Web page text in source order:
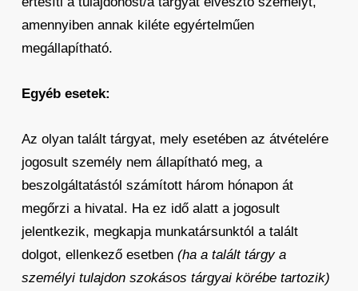
amennyiben annak kiléte egyértelműen
megállapítható.
Egyéb esetek:
Az olyan talált tárgyat, mely esetében az átvételére
jogosult személy nem állapítható meg, a
beszolgáltatástól számított három hónapon át
megőrzi a hivatal. Ha ez idő alatt a jogosult
jelentkezik, megkapja munkatársunktól a talált
dolgot, ellenkező esetben (ha a talált tárgy a
személyi tulajdon szokásos tárgyai körébe tartozik)